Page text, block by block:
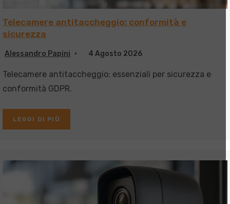
Telecamere antitaccheggio: conformità e
sicurezza
Alessandro Papini 4 Agosto 2026
Telecamere antitaccheggio: essenziali per sicurezza e
conformità GDPR.
LEGGI DI PIÙ